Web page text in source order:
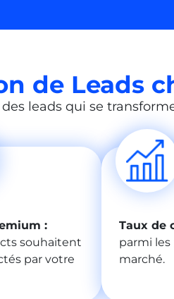
de Leads
leads qui se
:
souhaitent
par votre
Taux de
parmi
marché.